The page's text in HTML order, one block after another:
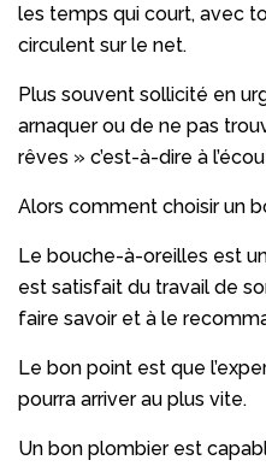
les temps qui court, avec
circulent sur le net.
Plus souvent sollicité en
arnaquer ou de ne pas
rêves » c’est-à-dire à
Alors comment choisir un
Le bouche-à-oreilles est
est satisfait du travail de
faire savoir et à le
Le bon point est que
pourra arriver au plus vite.
Un bon plombier est